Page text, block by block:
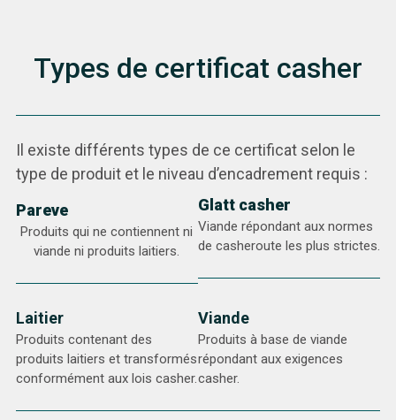
Types de certificat casher
Il existe différents types de ce certificat selon le
type de produit et le niveau d’encadrement requis :
Pareve
Produits qui ne contiennent ni
viande ni produits laitiers.
Glatt casher
Viande répondant aux normes
de casheroute les plus strictes.
Laitier
Produits contenant des
produits laitiers et transformés
conformément aux lois casher.
Viande
Produits à base de viande
répondant aux exigences
casher.